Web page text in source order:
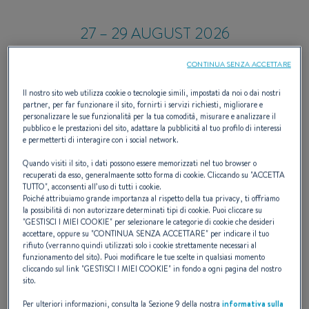
27 – 29 AUGUST 2026
Bandol, Francia
Prove in Mare Bandol 2026
invito.
RICHIEDI IL MIO INVITO
Il nostro sito web utilizza cookie o tecnologie simili, impostati da noi o dai nostri
partner, per far funzionare il sito, fornirti i servizi richiesti, migliorare e
personalizzare le sue funzionalità per la tua comodità, misurare e analizzare il
pubblico e le prestazioni del sito, adattare la pubblicità al tuo profilo di interessi
e permetterti di interagire con i social network.
Quando visiti il sito, i dati possono essere memorizzati nel tuo browser o
recuperati da esso, generalmaente sotto forma di cookie. Cliccando su "ACCETTA
TUTTO", acconsenti all’uso di tutti i cookie.
Poiché attribuiamo grande importanza al rispetto della tua privacy, ti offriamo
la possibilità di non autorizzare determinati tipi di cookie. Puoi cliccare su
"GESTISCI I MIEI COOKIE" per selezionare le categorie di cookie che desideri
accettare, oppure su "CONTINUA SENZA ACCETTARE" per indicare il tuo
rifiuto (verranno quindi utilizzati solo i cookie strettamente necessari al
funzionamento del sito). Puoi modificare le tue scelte in qualsiasi momento
cliccando sul link "GESTISCI I MIEI COOKIE" in fondo a ogni pagina del nostro
sito.
Per ulteriori informazioni, consulta la Sezione 9 della nostrainformativa sulla
CONTINUA SENZA ACCETTARE